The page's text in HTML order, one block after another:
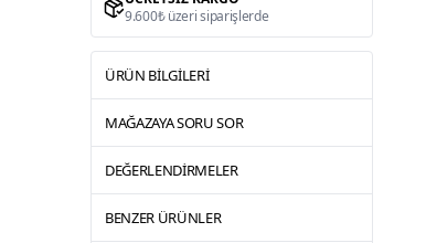
9.600₺ üzeri siparişlerde
ÜRÜN BILGILERI
MAĞAZAYA SORU SOR
DEĞERLENDIRMELER
BENZER ÜRÜNLER